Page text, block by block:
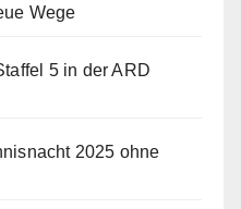
Wege
5 in der ARD
2025 ohne